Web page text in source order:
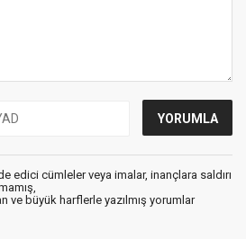
edici cümleler veya imalar, inançlara saldırı
ve büyük harflerle yazılmış yorumlar